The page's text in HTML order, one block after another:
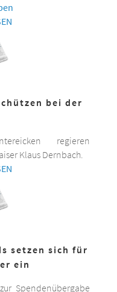
bei der
regieren
Klaus Dernbach.
setzen sich für
ein
Spendenübergabe